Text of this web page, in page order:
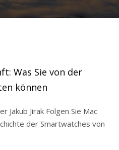
Was Sie von der
können
Jakub Jirak Folgen Sie Mac
der Smartwatches von